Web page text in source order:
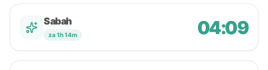
Sabah
za 1h 14m 04:09